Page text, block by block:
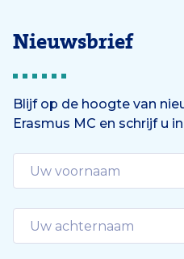
Nieuwsbrief
Blijf op de hoogte van
Erasmus MC en schrijf u